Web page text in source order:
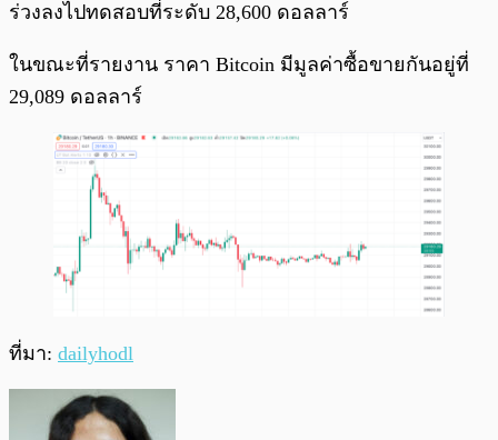
ร่วงลงไปทดสอบที่ระดับ 28,600 ดอลลาร์
ในขณะที่รายงาน ราคา Bitcoin มีมูลค่าซื้อขายกันอยู่ที่
29,089 ดอลลาร์
ที่มา: dailyhodl